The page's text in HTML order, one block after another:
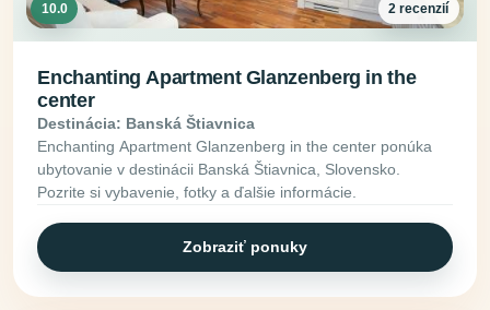
10.0 2 recenzií
Enchanting Apartment Glanzenberg in the
center
Destinácia: Banská Štiavnica
Enchanting Apartment Glanzenberg in the center ponúka
ubytovanie v destinácii Banská Štiavnica, Slovensko.
Pozrite si vybavenie, fotky a ďalšie informácie.
Zobraziť ponuky